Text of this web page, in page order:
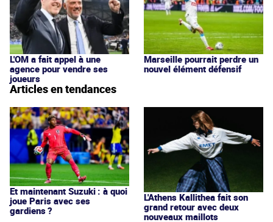
L'OM a fait appel à une
agence pour vendre ses
joueurs
Marseille pourrait perdre un
nouvel élément défensif
Articles en tendances
Et maintenant Suzuki : à quoi
joue Paris avec ses
gardiens ?
L'Athens Kallithea fait son
grand retour avec deux
nouveaux maillots